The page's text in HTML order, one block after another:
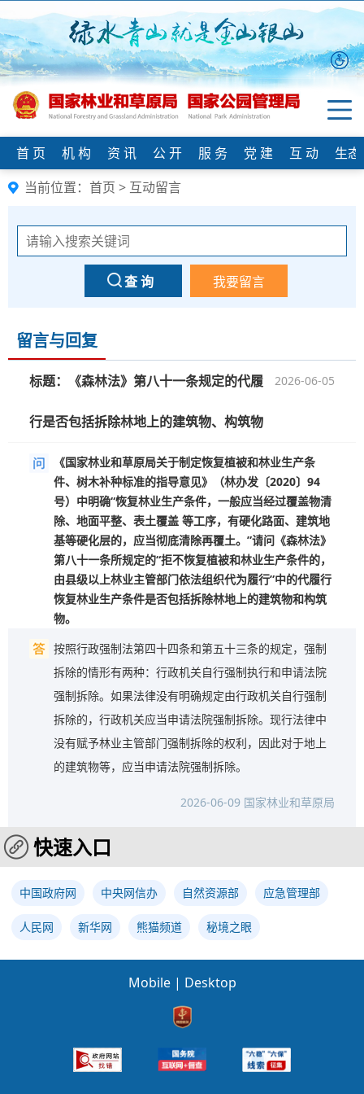
首 页 机 构 资 讯 公 开 服 务 党 建 互 动
生
当前位置： 首页 > 互动留言
留言与回复
2026-06-05
标题： 《森林法》第八十一条规定的代履
行是否包括拆除林地上的建筑物、构筑物
《国家林业和草原局关于制定恢复植被和林业生产条
件、树木补种标准的指导意见》（林办发〔2020〕94
号）中明确“恢复林业生产条件，一般应当经过覆盖物清
除、地面平整、表土覆盖 等工序，有硬化路面、建筑地
基等硬化层的，应当彻底清除再覆土。”请问《森林法》
第八十一条所规定的“拒不恢复植被和林业生产条件的，
由县级以上林业主管部门依法组织代为履行”中的代履行
恢复林业生产条件是否包括拆除林地上的建筑物和构筑
物。
按照行政强制法第四十四条和第五十三条的规定，强制
拆除的情形有两种：行政机关自行强制执行和申请法院
强制拆除。如果法律没有明确规定由行政机关自行强制
拆除的，行政机关应当申请法院强制拆除。现行法律中
没有赋予林业主管部门强制拆除的权利，因此对于地上
的建筑物等，应当申请法院强制拆除。
2026-06-09 国家林业和草原局
快速入口
中国政府网 中央网信办 自然资源部 应急管理部
人民网 新华网 熊猫频道 秘境之眼
Mobile | Desktop